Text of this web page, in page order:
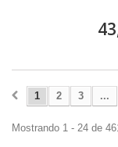
1 2 3 ...
Mostrando 1 - 24 de